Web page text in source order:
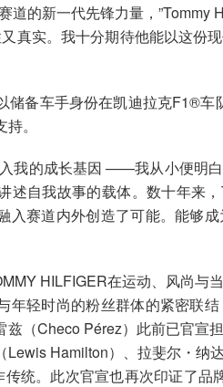
道的新一代先锋力量，
实。我十分期待他能以这份
储备车手身份在凯迪拉克F1®
。
我的成长基因 ——我从小便明
述自我故事的载体。数十年来
入赛道内外创造了可能。能够
HILFIGER在运动、风尚与
年轻时尚的粉丝群体的紧密联
（Checo Pérez）此前已官宣
Lewis Hamilton）、拉斐尔・纳
传统。此次官宣也再次印证了